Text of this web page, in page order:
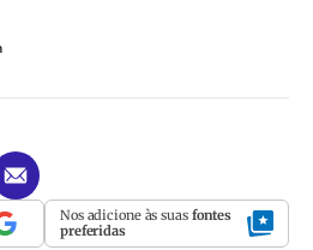
Nos adicione às suas fontes
preferidas